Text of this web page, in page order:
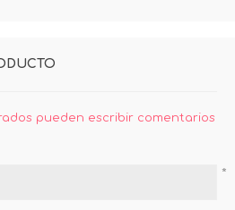
pueden escribir comentarios
*